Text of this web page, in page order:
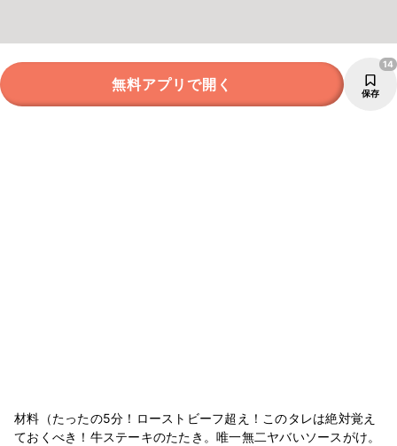
無料アプリで開く 保存
14
材料（たったの5分！ローストビーフ超え！このタレは絶対覚え
ておくべき！牛ステーキのたたき。唯一無二ヤバいソースがけ。